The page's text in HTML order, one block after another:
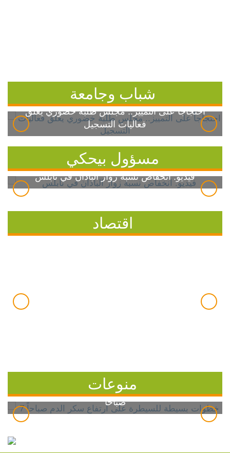
شباب وجامعة
احتجاجاً على التمييز.. مجلس طلبة خضوري يعلق
فعاليات التسجيل
مسؤول بيحكي
فيديو: انخفاض نسبة زوار الباذان في نابلس
اقتصاد
منوعات
7 خطوات بسيطة للسيطرة على ارتفاع سكر الدم
صباحاً